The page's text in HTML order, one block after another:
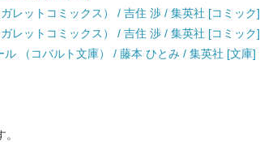
レットコミックス） / 吉住 渉 / 集英社 [コミック]
レットコミックス） / 吉住 渉 / 集英社 [コミック]
（コバルト文庫） / 藤本 ひとみ / 集英社 [文庫]